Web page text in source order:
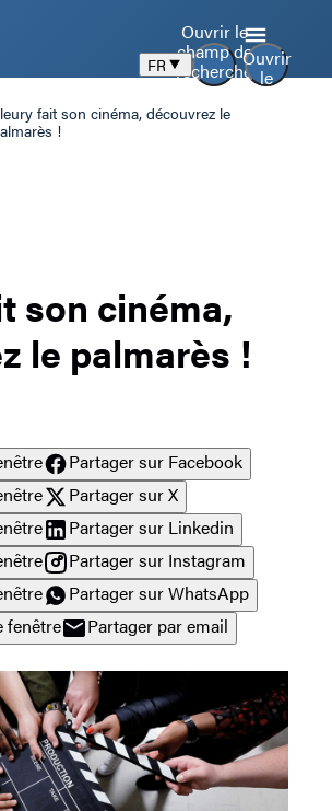
Ouvrir
le
FR
Ouvrir le
champ de
recherche
fait son cinéma, découvrez le
!
son cinéma,
le palmarès !
Partager sur Facebook
Partager sur X
Partager sur Linkedin
Partager sur Instagram
Partager sur WhatsApp
fenêtre
Partager par email